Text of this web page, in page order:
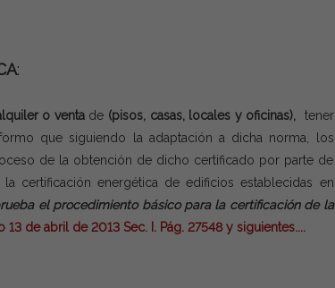
:
o ventade (pisos, casas, locales y oficinas), tener
que siguiendo la adaptación a dicha norma, los
de la obtención de dicho certificado por parte de
certificación energética de edificios establecidas en
el procedimiento básico para la certificación de la
de abril de 2013 Sec. I. Pág. 27548 y siguientes....